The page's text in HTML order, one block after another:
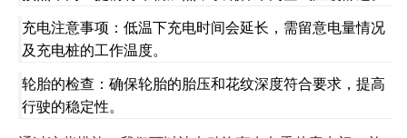
充电注意事项：低温下充电时间会延长，需留意电量情况
及充电桩的工作温度。
轮胎的检查：确保轮胎的胎压和花纹深度符合要求，提高
行驶的稳定性。